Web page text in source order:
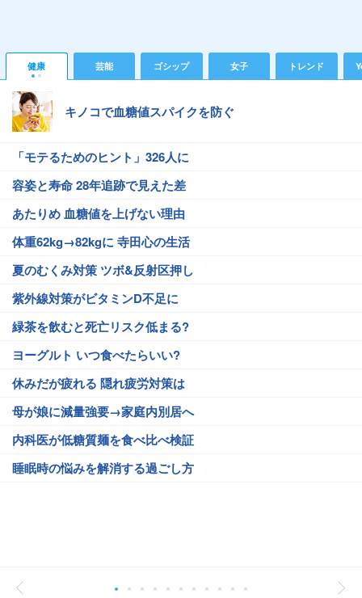
健康 芸能 ゴシップ 女子 トレンド
キノコで血糖値スパイクを防ぐ
「モテるためのヒント」326人に
容姿と寿命 28年追跡で見えた差
あたりめ 血糖値を上げない理由
体重62kg→82kgに 寺田心の生活
夏のむくみ対策 ツボ&反射区押し
紫外線対策がビタミンD不足に
緑茶を飲むと死亡リスク低まる?
ヨーグルト いつ食べたらいい?
休みだが疲れる 隠れ疲労対策は
母が娘に減量強要→家庭内別居へ
内科医が低糖質麺を食べ比べ検証
睡眠時の悩みを解消する過ごし方